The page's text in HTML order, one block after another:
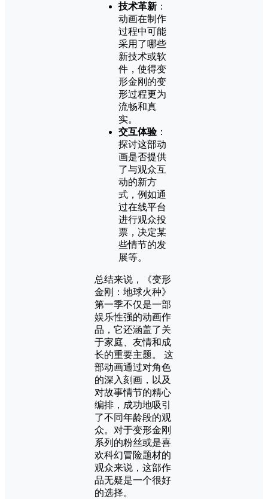
技术革新 ：
动画在制作
过程中可能
采用了哪些
新技术或软
件，使得变
形金刚的变
形过程更为
流畅和真
实。
交互体验：
探讨这部动
画是否提供
了与观众互
动的新方
式，例如通
过在线平台
进行观众投
票，决定某
些情节的发
展等。
总结来说，《变形
金刚：地球火种》
第一季不仅是一部
娱乐性强的动画作
品，它还涵盖了关
于家庭、友情和成
长的重要主题。 这
部动画通过对角色
的深入刻画，以及
对故事情节的精心
编排，成功地吸引
了不同年龄段的观
众。对于变形金刚
系列的粉丝或是喜
欢科幻冒险题材的
观众来说，这部作
品无疑是一个很好
的选择。